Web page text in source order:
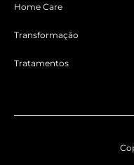
Home Care
Transformação
Tratamentos